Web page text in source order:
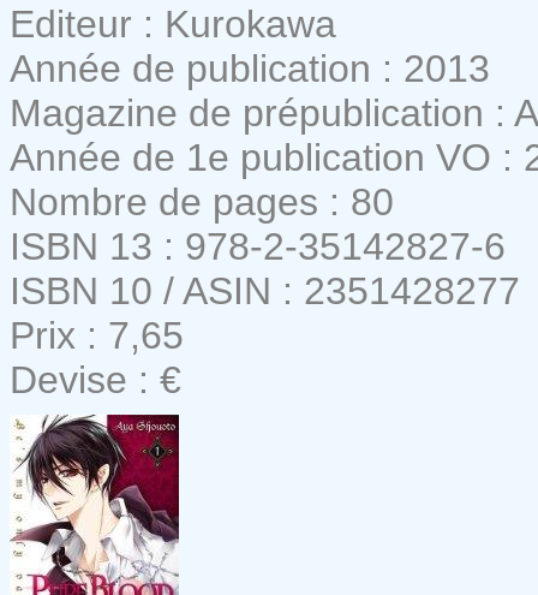
Editeur : Kurokawa
Année de publication : 2013
Magazine de prépublication :
Année de 1e publication VO :
Nombre de pages : 80
ISBN 13 : 978-2-35142827-6
ISBN 10 / ASIN : 2351428277
Prix : 7,65
Devise : €